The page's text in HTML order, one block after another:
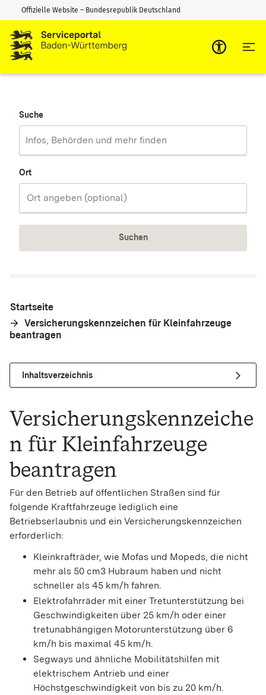
Zum Inhalt springen
Zur Suche springen
Offizielle Website – Bundesrepublik Deutschland
Suche
Ort
Suchen
Startseite
Versicherungskennzeichen für Kleinfahrzeuge
beantragen
Inhaltsverzeichnis
Versicherungskennzeiche
n für Kleinfahrzeuge
beantragen
Für den Betrieb auf öffentlichen Straßen sind für
folgende Kraftfahrzeuge lediglich eine
Betriebserlaubnis und ein Versicherungskennzeichen
erforderlich:
Kleinkrafträder, wie Mofas und Mopeds, die nicht
mehr als 50 cm3 Hubraum haben und nicht
schneller als 45 km/h fahren.
Elektrofahrräder mit einer Tretunterstützung bei
Geschwindigkeiten über 25 km/h oder einer
tretunabhängigen Motorunterstützung über 6
km/h bis maximal 45 km/h.
Segways und ähnliche Mobilitätshilfen mit
elektrischem Antrieb und einer
Höchstgeschwindigkeit von bis zu 20 km/h.